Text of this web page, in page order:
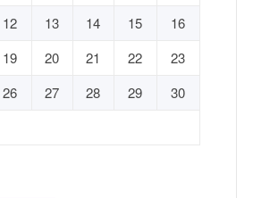
12 13 14 15
16
19 20 21 22
23
26 27 28 29
30